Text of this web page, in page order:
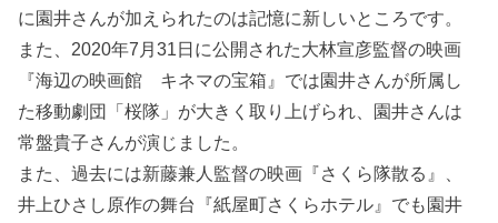
に園井さんが加えられたのは記憶に新しいところです。
また、2020年7月31日に公開された大林宣彦監督の映画
『海辺の映画館 キネマの宝箱』では園井さんが所属し
た移動劇団「桜隊」が大きく取り上げられ、園井さんは
常盤貴子さんが演じました。
また、過去には新藤兼人監督の映画『さくら隊散る』、
井上ひさし原作の舞台『紙屋町さくらホテル』でも園井